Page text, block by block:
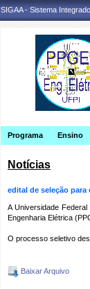
SIGAA - Sistema
Programa Ensino
Notícias
edital de seleção para
A Universidade
Engenharia Elétrica
O processo seletivo
Baixar Arquivo